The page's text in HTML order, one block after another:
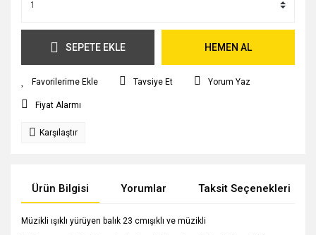
SEPETE EKLE HEMEN AL
Tavsiye Et Yorum Yaz
Fiyat Alarmı
Karşılaştır
Ürün Bilgisi Yorumlar Taksit Seçenekleri
Müzikli ışıklı yürüyen balık 23 cmışıklı ve müzikli